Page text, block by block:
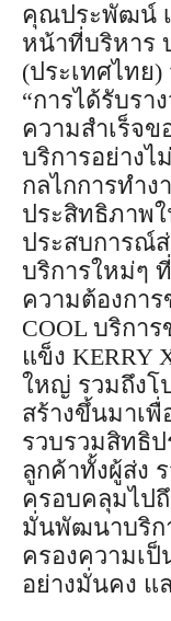
คุณประพัฒน์ เ
หน้าที่บริหาร
(ประเทศไทย
“การได้รับรา
ความสำเร็จ
บริการอย่าง
กลไกการทำง
ประสิทธิภาพ
ประสบการณ์
บริการใหม่ๆ
ความต้องการ
COOL บริกา
แข็ง KERRY
ใหญ่ รวมถึงโ
สร้างขึ้นมาเ
รวบรวมสิทธิ
ลูกค้าทั้งผู้ส่ง
ครอบคลุมไป
มั่นพัฒนาบริก
ครองความเป็
อย่างมั่นคง แ